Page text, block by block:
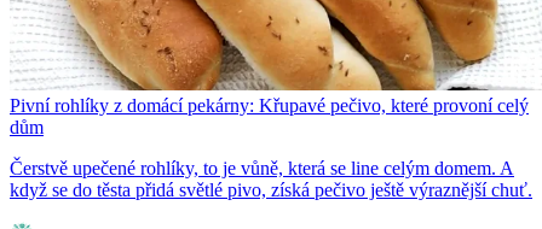
Pivní rohlíky z domácí pekárny: Křupavé pečivo, které provoní celý
dům
Čerstvě upečené rohlíky, to je vůně, která se line celým domem. A
když se do těsta přidá světlé pivo, získá pečivo ještě výraznější chuť.